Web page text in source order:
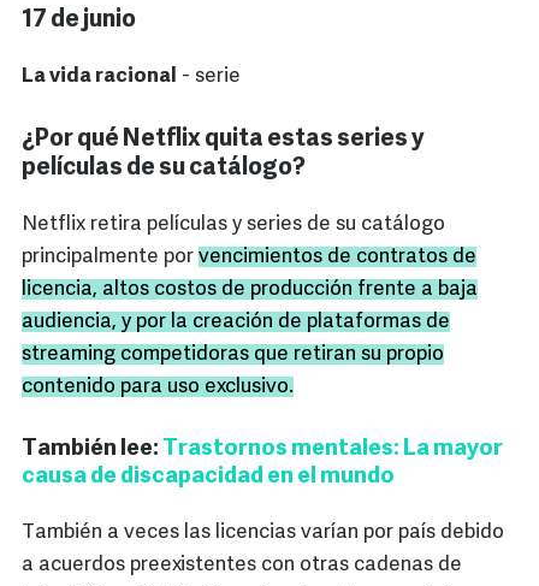
17 de junio
La vida racional - serie
¿Por qué Netflix quita estas series y
películas de su catálogo?
Netflix retira películas y series de su catálogo
principalmente por vencimientos de contratos de
licencia, altos costos de producción frente a baja
audiencia, y por la creación de plataformas de
streaming competidoras que retiran su propio
contenido para uso exclusivo.
También lee: Trastornos mentales: La mayor
causa de discapacidad en el mundo
También a veces las licencias varían por país debido
a acuerdos preexistentes con otras cadenas de